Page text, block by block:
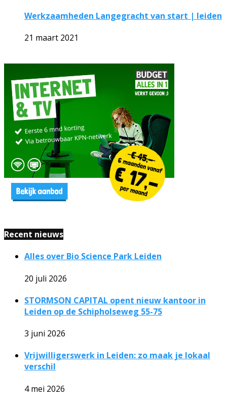
Werkzaamheden Langegracht van start | leiden
21 maart 2021
Recent nieuws
Alles over Bio Science Park Leiden
20 juli 2026
STORMSON CAPITAL opent nieuw kantoor in
Leiden op de Schipholseweg 55-75
3 juni 2026
Vrijwilligerswerk in Leiden: zo maak je lokaal
verschil
4 mei 2026